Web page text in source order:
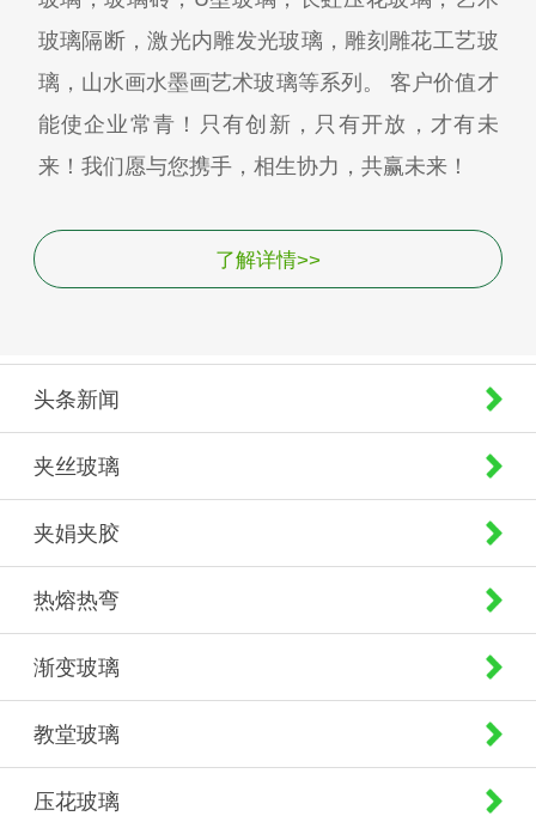
玻璃隔断，激光内雕发光玻璃，雕刻雕花工艺玻
璃，山水画水墨画艺术玻璃等系列。 客户价值才
能使企业常青！只有创新，只有开放，才有未
来！我们愿与您携手，相生协力，共赢未来！
了解详情>>
头条新闻
夹丝玻璃
夹娟夹胶
热熔热弯
渐变玻璃
教堂玻璃
压花玻璃